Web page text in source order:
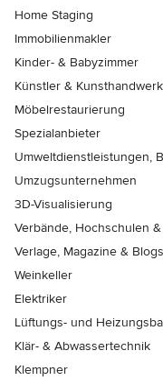
Home Staging
Immobilienmakler
Kinder- & Babyzimmer
Künstler & Kunsthandwerk
Möbelrestaurierung
Spezialanbieter
Umweltdienstleistungen,
Umzugsunternehmen
3D-Visualisierung
Verbände, Hochschulen
Verlage, Magazine & Blogs
Weinkeller
Elektriker
Lüftungs- und
Klär- & Abwassertechnik
Klempner